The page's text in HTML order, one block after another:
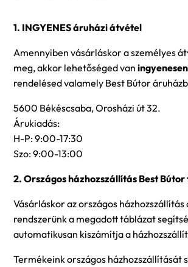
1. INGYENES áruházi átvétel
Amennyiben vásárláskor a személyes
meg, akkor lehetőséged van ingyenesen
rendelésed valamely Best Bútor
5600 Békéscsaba, Orosházi út 32.
Árukiadás:
H-P: 9:00-17:30
Szo: 9:00-13:00
2. Országos házhozszállítás Best
Vásárláskor az országos
rendszerünk a megadott táblázat
automatikusan kiszámítja a
Termékeink országos házhozszállítását